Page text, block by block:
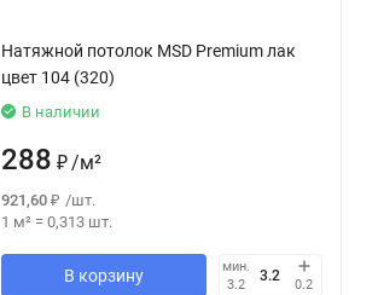
Натяжной потолок MSD Premium лак
цвет 104 (320)
В наличии
288 ₽/м²
921,60 ₽ /шт.
1 м²= 0,313 шт.
В корзину
мин.
3.2
0.2